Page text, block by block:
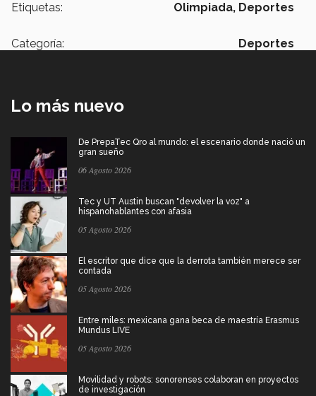
Etiquetas: Olimpiada, Deportes
Categoría: Deportes
Lo más nuevo
De PrepaTec Qro al mundo: el escenario donde nació un
gran sueño
06 Agosto 2026
Tec y UT Austin buscan "devolver la voz" a
hispanohablantes con afasia
05 Agosto 2026
El escritor que dice que la derrota también merece ser
contada
05 Agosto 2026
Entre miles: mexicana gana beca de maestría Erasmus
Mundus LIVE
05 Agosto 2026
Movilidad y robots: sonorenses colaboran en proyectos
de investigación